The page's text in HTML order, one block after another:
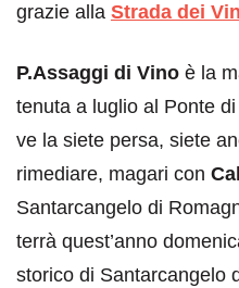
grazie alla Strada dei
P.Assaggi di Vino è la
tenuta a luglio al Ponte
ve la siete persa, siete
rimediare, magari con
Santarcangelo di
terrà quest’anno
storico di Santarcangelo